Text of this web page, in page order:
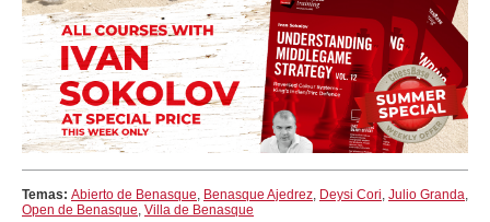
Temas: Abierto de Benasque, Benasque Ajedrez, Deysi Cori, Julio Granda,
Open de Benasque, Villa de Benasque